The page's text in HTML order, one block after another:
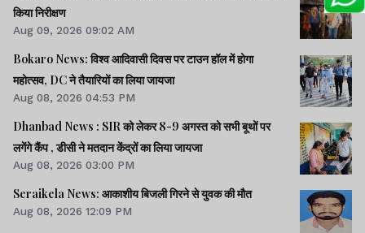
किया निरीक्षण
Aug 09, 2026 09:02 AM
Bokaro News: विश्व आदिवासी दिवस पर टाउन हॉल में होगा
महोत्सव, DC ने तैयारियों का लिया जायजा
Aug 08, 2026 04:53 PM
Dhanbad News : SIR को लेकर 8-9 अगस्त को सभी बूथों पर
लगेंगे कैंप , डीसी ने मतदान केंद्रों का लिया जायजा
Aug 08, 2026 03:00 PM
Seraikela News: आकाशीय बिजली गिरने से युवक की मौत
Aug 08, 2026 12:09 PM